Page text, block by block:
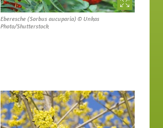
Eberesche (Sorbus aucuparia) © Unkas
Photo/Shutterstock